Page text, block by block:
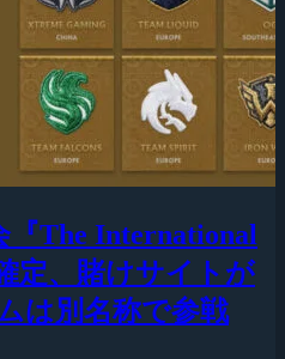
『The International
定、賭けサイトが
は別名称で参戦